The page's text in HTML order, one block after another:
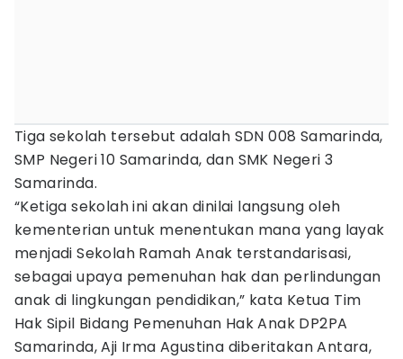
Tiga sekolah tersebut adalah SDN 008 Samarinda,
SMP Negeri 10 Samarinda, dan SMK Negeri 3
Samarinda.
“Ketiga sekolah ini akan dinilai langsung oleh
kementerian untuk menentukan mana yang layak
menjadi Sekolah Ramah Anak terstandarisasi,
sebagai upaya pemenuhan hak dan perlindungan
anak di lingkungan pendidikan,” kata Ketua Tim
Hak Sipil Bidang Pemenuhan Hak Anak DP2PA
Samarinda, Aji Irma Agustina diberitakan Antara,